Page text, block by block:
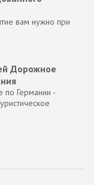
вам нужно при
Дорожное
по Германии -